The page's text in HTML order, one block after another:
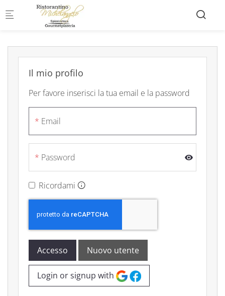
Skip to main content
Il mio profilo
Per favore inserisci la tua email e la password
Email
Password
Ricordami
Accesso Nuovo utente
Login or signup with